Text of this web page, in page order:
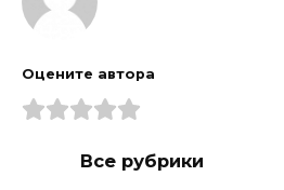
Оцените автора
Все рубрики